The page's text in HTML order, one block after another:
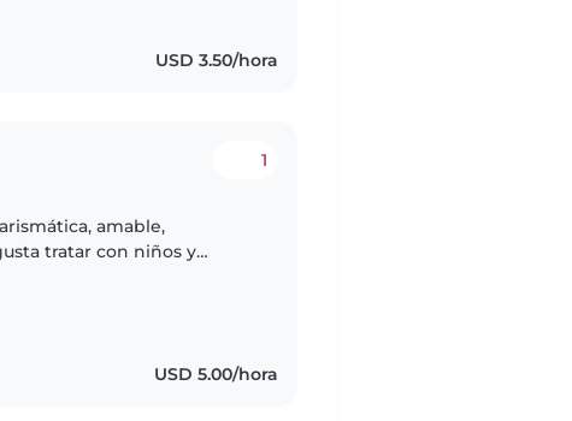
USD 3.50/hora
1
amable,
tratar con niños y
USD 5.00/hora